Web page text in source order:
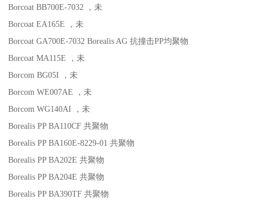
Borcoat BB700E-7032
，未
Borcoat EA165E
，未
Borcoat GA700E-7032 Borealis AG 抗撞击PP均聚物
Borcoat MA115E
，未
Borcom BG05I
，未
Borcom WE007AE
，未
Borcom WG140AI
，未
Borealis PP BA110CF 共聚物
Borealis PP BA160E-8229-01 共聚物
Borealis PP BA202E 共聚物
Borealis PP BA204E 共聚物
Borealis PP BA390TF 共聚物